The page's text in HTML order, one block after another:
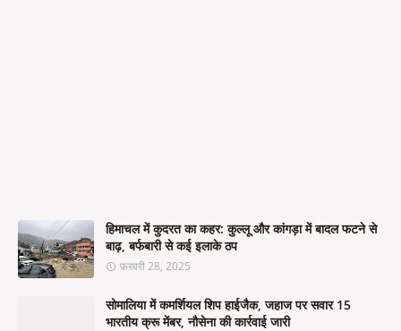
हिमाचल में कुदरत का कहर: कुल्लू और कांगड़ा में बादल फटने से
बाढ़, बर्फबारी से कई इलाके ठप
फ़रवरी 28, 2025
सोमालिया में कमर्शियल शिप हाईजैक, जहाज पर सवार 15
भारतीय क्रू मेंबर, नौसेना की कार्रवाई जारी